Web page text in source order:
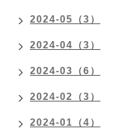
2024-05（3）
2024-04（3）
2024-03（6）
2024-02（3）
2024-01（4）